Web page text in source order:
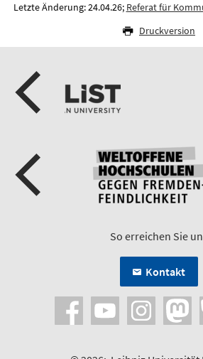
Letzte Änderung: 24.04.26; Referat für
Druckversion
So erreichen Sie
Kontakt